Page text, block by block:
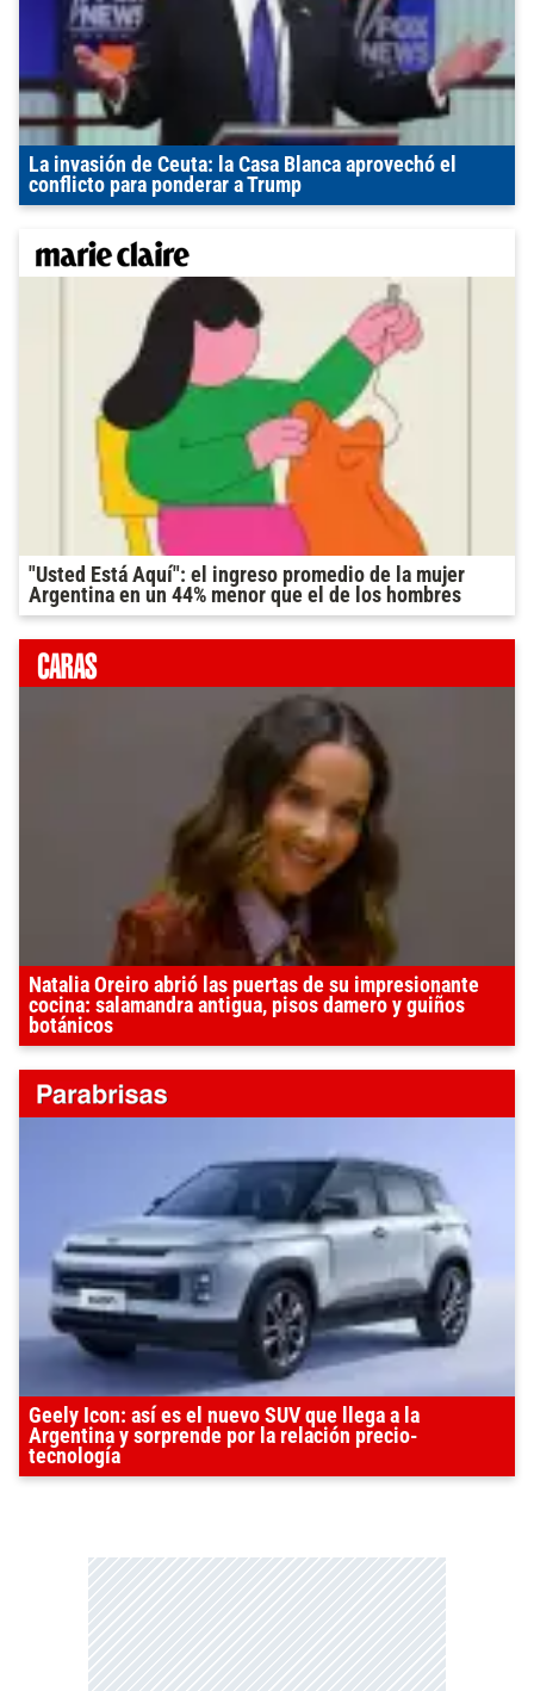
La invasión de Ceuta: la Casa Blanca aprovechó el
conflicto para ponderar a Trump
"Usted Está Aquí": el ingreso promedio de la mujer
Argentina en un 44% menor que el de los hombres
Natalia Oreiro abrió las puertas de su impresionante
cocina: salamandra antigua, pisos damero y guiños
botánicos
Geely Icon: así es el nuevo SUV que llega a la
Argentina y sorprende por la relación precio-
tecnología